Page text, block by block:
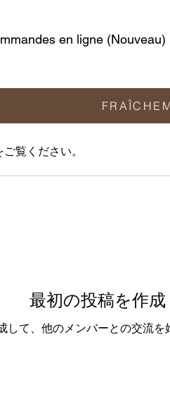
en ligne (Nouveau)
覧ください。
最初の投稿を作成
して、他のメンバーとの交流を